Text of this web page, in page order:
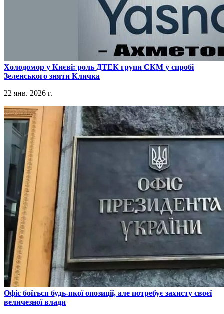
​Холодомор у Києві: роль ДТЕК групи СКМ у спробі
Зеленського зняти Кличка
22 янв. 2026 г.
​Офіс боїться будь-якої опозиції, але потребує захисту своєї
величезної влади